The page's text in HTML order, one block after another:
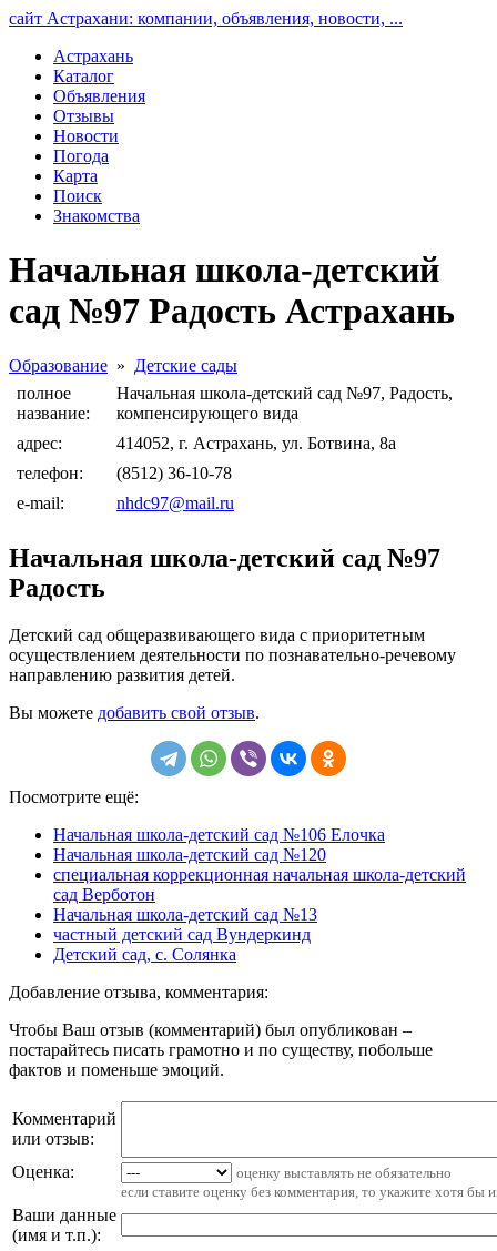
сайт Астрахани: компании, объявления, новости, ...
Астрахань
Каталог
Объявления
Отзывы
Новости
Погода
Карта
Поиск
Знакомства
Начальная школа-детский
сад №97 Радость Астрахань
Образование » Детские сады
полное
название:
Начальная школа-детский сад №97, Радость,
компенсирующего вида
адрес:
414052, г. Астрахань, ул. Ботвина, 8а
телефон:
(8512) 36-10-78
e-mail:
nhdc97@mail.ru
Начальная школа-детский сад №97
Радость
Детский сад общеразвивающего вида с приоритетным
осуществлением деятельности по познавательно-речевому
направлению развития детей.
Вы можете добавить свой отзыв.
Посмотрите ещё:
Начальная школа-детский сад №106 Елочка
Начальная школа-детский сад №120
специальная коррекционная начальная школа-детский
сад Верботон
Начальная школа-детский сад №13
частный детский сад Вундеркинд
Детский сад, с. Солянка
Добавление отзыва, комментария:
Чтобы Ваш отзыв (комментарий) был опубликован –
постарайтесь писать грамотно и по существу, побольше
фактов и поменьше эмоций.
Комментарий
или отзыв:
Оценка:
оценку выставлять не обязательно
если ставите оценку без комментария, то укажите хотя бы
Ваши данные
(имя и т.п.):